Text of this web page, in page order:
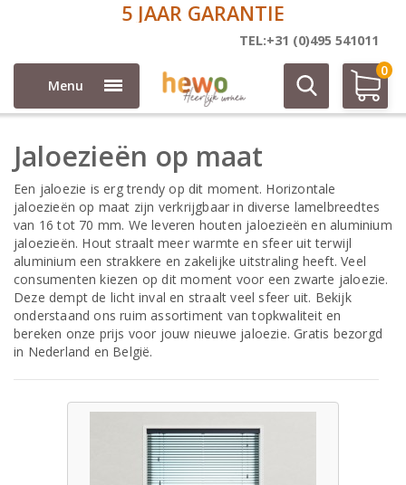
5 JAAR GARANTIE
TEL:+31 (0)495 541011
Menu
0
Jaloezieën
Jaloezieën op maat
Een jaloezie is erg trendy op dit moment. Horizontale
jaloezieën op maat zijn verkrijgbaar in diverse lamelbreedtes
van 16 tot 70 mm. We leveren houten jaloezieën en aluminium
jaloezieën. Hout straalt meer warmte en sfeer uit terwijl
aluminium een strakkere en zakelijke uitstraling heeft. Veel
consumenten kiezen op dit moment voor een zwarte jaloezie.
Deze dempt de licht inval en straalt veel sfeer uit. Bekijk
onderstaand ons ruim assortiment van topkwaliteit en
bereken onze prijs voor jouw nieuwe jaloezie. Gratis bezorgd
in Nederland en België.